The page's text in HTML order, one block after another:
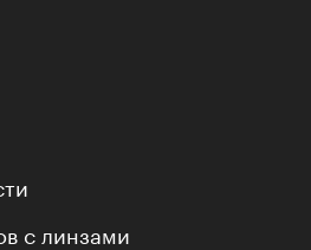
с линзами